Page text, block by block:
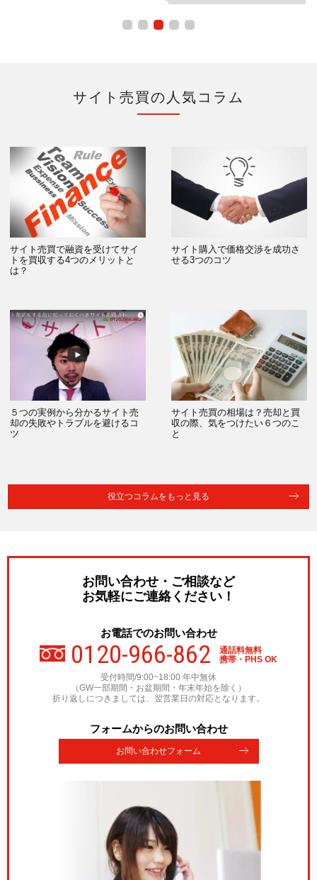
サイト売買の人気コラム
サイト売買で融資を受けてサイ
トを買収する4つのメリットと
は？
サイト購入で価格交渉を成功さ
せる3つのコツ
５つの実例から分かるサイト売
却の失敗やトラブルを避けるコ
ツ
サイト売買の相場は？売却と買
収の際、気をつけたい６つのこ
と
役立つコラムをもっと見る
お問い合わせ・ご相談など
お気軽にご連絡ください！
お電話でのお問い合わせ
0120-966-862
通話料無料
携帯・PHS OK
受付時間/9:00~18:00 年中無休
（GW一部期間・お盆期間・年末年始を除く）
折り返しにつきましては、翌営業日の対応となります。
フォームからのお問い合わせ
お問い合わせフォーム